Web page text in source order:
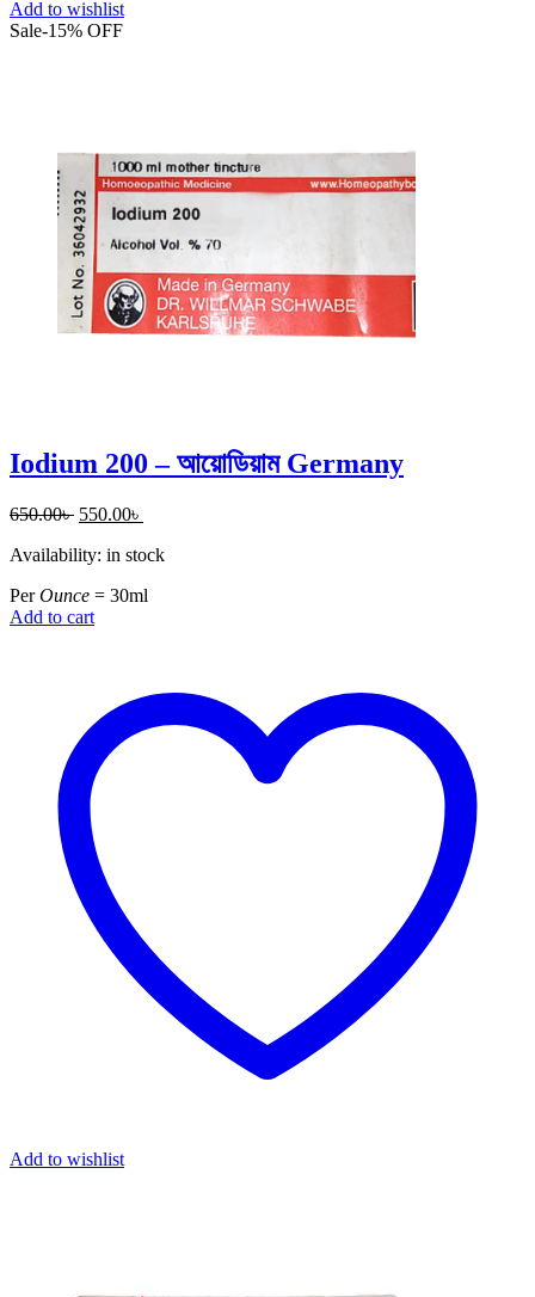
Add to wishlist
Sale-15% OFF
Iodium 200 – আয়োডিয়াম Germany
650.00৳ Original
was:
550.00৳
is:
Availability: in stock
PerOunce = 30ml
Add to cart
Add to wishlist